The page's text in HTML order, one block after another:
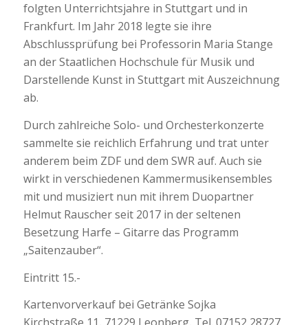
folgten Unterrichtsjahre in Stuttgart und in
Frankfurt. Im Jahr 2018 legte sie ihre
Abschlussprüfung bei Professorin Maria Stange
an der Staatlichen Hochschule für Musik und
Darstellende Kunst in Stuttgart mit Auszeichnung
ab.
Durch zahlreiche Solo- und Orchesterkonzerte
sammelte sie reichlich Erfahrung und trat unter
anderem beim ZDF und dem SWR auf. Auch sie
wirkt in verschiedenen Kammermusikensembles
mit und musiziert nun mit ihrem Duopartner
Helmut Rauscher seit 2017 in der seltenen
Besetzung Harfe – Gitarre das Programm
„Saitenzauber“.
Eintritt 15.-
Kartenvorverkauf bei Getränke Sojka